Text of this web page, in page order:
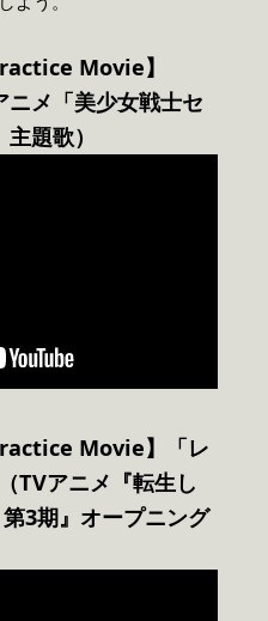
Movie】
ニメ「美少女戦士セ
題歌）
Movie】「レ
TVアニメ『転生し
3期』オープニング